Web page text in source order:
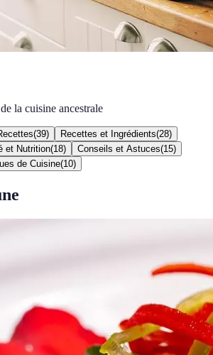
la cuisine ancestrale
(39) Recettes et Ingrédients(28)
et Nutrition(18) Conseils et Astuces(15)
de Cuisine(10)